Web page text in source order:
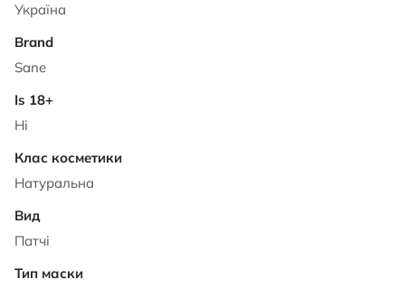
Україна
Sane
Ні
Натуральна
Патчі